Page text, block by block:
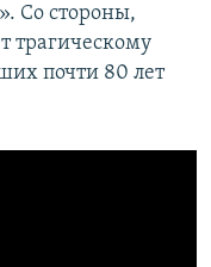
Со стороны,
трагическому
почти 80 лет